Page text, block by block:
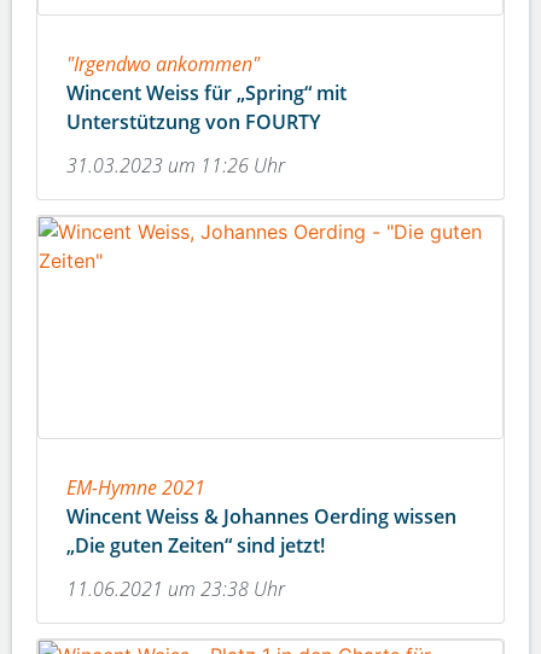
"Irgendwo ankommen"
Wincent Weiss für „Spring“ mit
Unterstützung von FOURTY
31.03.2023 um 11:26 Uhr
EM-Hymne 2021
Wincent Weiss & Johannes Oerding wissen
„Die guten Zeiten“ sind jetzt!
11.06.2021 um 23:38 Uhr